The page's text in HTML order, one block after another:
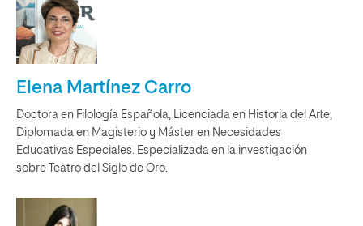
Elena Martínez Carro
Doctora en Filología Española, Licenciada en Historia del Arte,
Diplomada en Magisterio y Máster en Necesidades
Educativas Especiales. Especializada en la investigación
sobre Teatro del Siglo de Oro.